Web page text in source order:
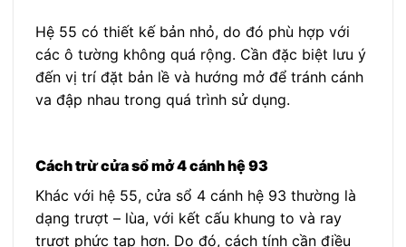
Hệ 55 có thiết kế bản nhỏ, do đó phù hợp với
các ô tường không quá rộng. Cần đặc biệt lưu ý
đến vị trí đặt bản lề và hướng mở để tránh cánh
va đập nhau trong quá trình sử dụng.
Cách trừ cửa sổ mở 4 cánh hệ 93
Khác với hệ 55, cửa sổ 4 cánh hệ 93 thường là
dạng trượt – lùa, với kết cấu khung to và ray
trượt phức tạp hơn. Do đó, cách tính cần điều